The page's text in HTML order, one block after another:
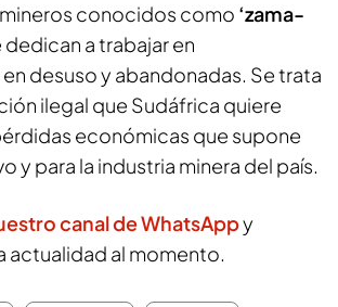
conocidos como ‘zama-
dedican a trabajar en
desuso y abandonadas. Se trata
ilegal que Sudáfrica quiere
económicas que supone
y para la industria minera del país.
canal de WhatsAppy
actualidad al momento.